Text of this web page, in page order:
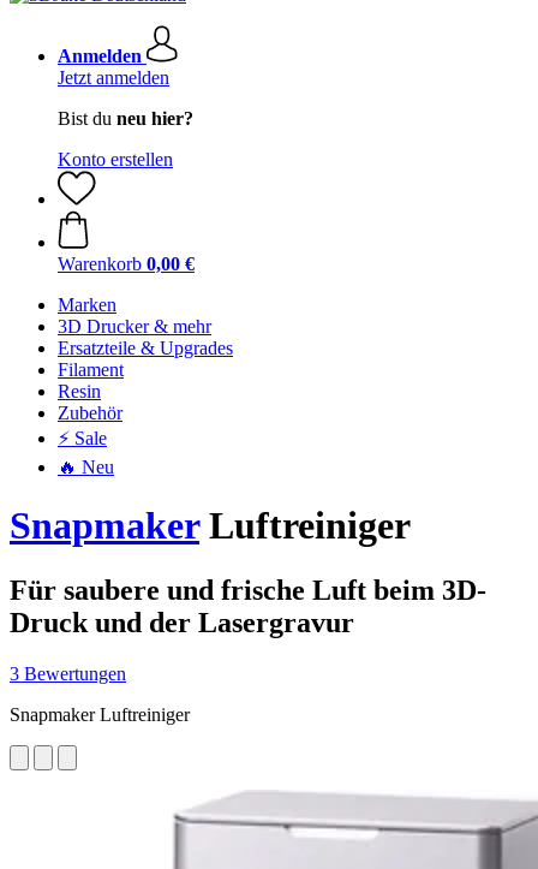
Anmelden
Jetzt anmelden
Bist du neu hier?
Konto erstellen
Warenkorb 0,00 €
Marken
3D Drucker & mehr
Ersatzteile & Upgrades
Filament
Resin
Zubehör
⚡ Sale
🔥 Neu
SnapmakerLuftreiniger
Für saubere und frische Luft beim 3D-
Druck und der Lasergravur
3 Bewertungen
Snapmaker Luftreiniger